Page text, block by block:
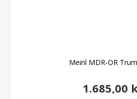
Meinl MDR-OR
1.685,00